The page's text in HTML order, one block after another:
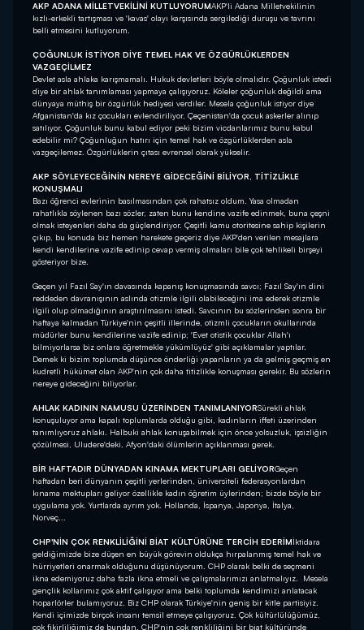
AKP ADANA MİLLETVEKİLİNİ KUTLUYORUMAKP'li Adana Milletvekilinin
kızlı-erkekli tartışması ve 'kavas' olayı karşısında sergilediği duruşu ve tavrını
belli etmesini kutluyorum.
ÇOĞUNLUK İSTİYOR DİYE TEMEL HAK VE ÖZGÜRLÜKLERDEN
VAZGEÇİLMEZ
Devlet asla ahlaka karışmamalı. Hukuk devletleri böyle olmalıdır. Çoğunluk istedi
diye bir ahlak tanımlaması yapmaya çalışıyoruz. Köleler çoğunluk değildi ama
dünyaya müthiş bir özgürlük hediyesi verdiler. Mesela çoğunluk istiyor diye
Afganistan'da kız çocukları evlendiriliyor, Çeçenistan'da çocuk askerler alınıp
satılıyor. Çoğunluk bunu kabul ediyor peki bizim vicdanlarımız bunu kabul
edebilir mi? Çoğunluğun hatırı için temel hak ve özgürlüklerden asla
vazgeçilemez. Özgürlüklerin çıtası evrensel olarak yükselir.
AKP SÖYLEYECEĞİNİN NEREYE GİDECEĞİNİ BİLİYOR, TİTİZLİKLE
KONUŞMALI
Bazı öğrenci evlerinin basılmasından çok rahatsız oldum. Yasa olmadan
rahatlıkla söylenen bazı sözler, zaten bunu kendine vazife edinmek, buna çeşni
olmak isteyenleri daha da güçlendiriyor. Çeşitli kamu otoritesine sahip kişilerin
çıkıp, bu konuda biz hemen harekete geçeriz diye AKP'den verilen mesajlara
kendi kendilerine vazife edinip cevap vermiş olmaları bile çok tehlikeli birşeyi
gösteriyor bize.
Geçen yıl Fazıl Say'ın davasında kapanış konuşmasında savcı; Fazıl Say'ın dini
reddeden davranışının aslında otizmle ilgili olabileceğini ima ederek otizmle
ilgili olup olmadığının araştırılmasını istedi. Savcının bu sözlerinden sonra bir
haftaya kalmadan Türkiye'nin çeşitli illerinde, otizmli çocukların okullarında
müdürler bunu kendilerine vazife edinip; 'Evet otistik çocuklar Allah'ı
bilmiyorlarsa biz onlara öğretmekle yükümlüyüz' gibi açıklamalar yaptılar.
Demek ki bizim toplumda düşünce önderliği yapanların ya da gelmiş geçmiş en
kudretli hükümet olan AKP'nin çok daha titizlikle konuşması gerekir. Bu sözlerin
nereye gideceğini biliyorlar.
AHLAK KADININ NAMUSU ÜZERİNDEN TANIMLANIYORSürekli ahlak
konuşuluyor ama kapalı toplumlarda olduğu gibi, kadınların iffeti üzerinden
tanımlıyoruz ahlakı. Halbuki ahlak konuşabilmek için önce yolsuzluk, işsizliğin
çözülmesi, Uludere'deki, Afyon'daki ölümlerin açıklanması gerek.
BİR HAFTADIR DÜNYADAN KINAMA MEKTUPLARI GELİYORGeçen
haftadan beri dünyanın çeşitli yerlerinden, üniversiteli federasyonlardan
kınama mektupları geliyor özellikle kadın öğretim üylerinden; bizde böyle bir
uygulama yok. Yurtlarda ayrım yok. Hollanda, İspanya, Japonya, İtalya,
Norveç...
CHP'NİN ÇOK RENKLİLİĞİNİ BİAT KÜLTÜRÜNE TERCİH EDERİMİktidara
geldiğimizde bize düşen en büyük görevin oldukça hırpalanmış temel hak ve
hürriyetleri onarmak olduğunu düşünüyorum. CHP olarak belki de seçmeni
ikna edemiyoruz daha fazla ikna etmeli ve çalışmalarımızı anlatmalıyız. Mesela
gençlik kollarımız çok aktif çalışıyor ama belki toplumda kendimizi anlatacak
hoparlörler bulamıyoruz. Biz CHP olarak Türkiye'nin geniş bir kitle partisiyiz.
Kendi içimizde birçok insanı temsil etmeye çalışıyoruz. Çok kültürlülüğümüz,
çok fikirliliğimiz de bundan. CHP'nin çok renkliliğini bir biat kültüründe